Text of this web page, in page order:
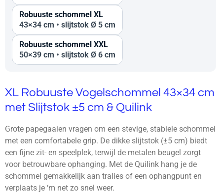
Robuuste schommel XL
43×34 cm • slijtstok Ø 5 cm
Robuuste schommel XXL
50×39 cm • slijtstok Ø 6 cm
XL Robuuste Vogelschommel 43×34 cm
met Slijtstok ±5 cm & Quilink
Grote papegaaien vragen om een stevige, stabiele schommel
met een comfortabele grip. De dikke slijtstok (±5 cm) biedt
een fijne zit- en speelplek, terwijl de metalen beugel zorgt
voor betrouwbare ophanging. Met de Quilink hang je de
schommel gemakkelijk aan tralies of een ophangpunt en
verplaats je ‘m net zo snel weer.